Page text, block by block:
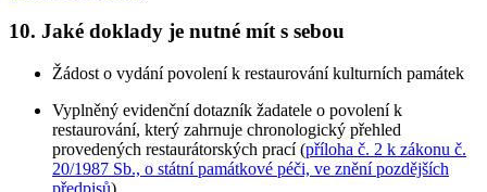
10. Jaké doklady je nutné mít s sebou
Žádost o vydání povolení k restaurování kulturních památek
Vyplněný evidenční dotazník žadatele o povolení k
restaurování, který zahrnuje chronologický přehled
provedených restaurátorských prací (příloha č. 2 k zákonu č.
20/1987 Sb., o státní památkové péči, ve znění pozdějších
předpisů)